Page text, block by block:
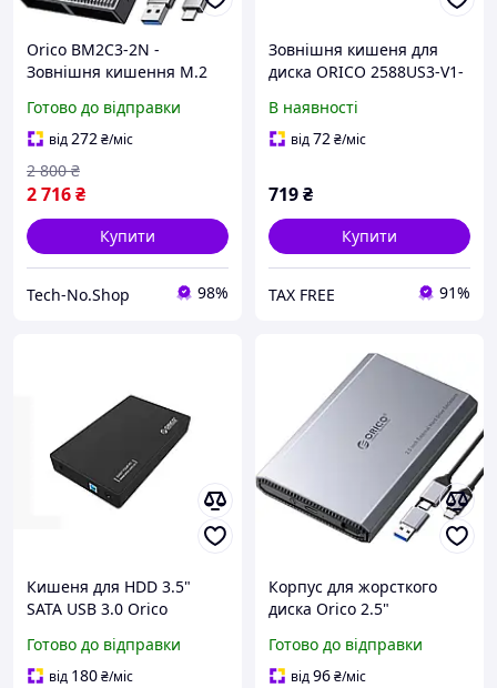
Orico BM2C3-2N -
Зовнішня кишення M.2
відсіками, алюмінієва,
USB 3.2 10 Гбіт/с, об'єм 2 x
4 ТБ
Готово до відправки
від272₴/міс
2 716₴
2 800 ₴
Купити
Tech-No.Shop 98%
Зовнішня кишеня для
диска ORICO 2588US3-V1-
В наявності
від72₴/міс
719₴
Купити
TAX FREE 91%
Кишеня для HDD 3.5"
SATA USB 3.0 Orico
наявності Якість!!!
Готово до відправки
від 180₴/міс
Корпус для жорсткого
диска Orico 2.5"
SATA SSD/HDD сірий
DD25-C3
Готово до відправки
від96₴/міс